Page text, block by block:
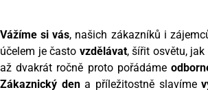
Vážíme si vás, našich zákazníků i
účelem je často vzdělávat, šířit osvětu,
až dvakrát ročně proto pořádáme
Zákaznický dena příležitostně slavíme